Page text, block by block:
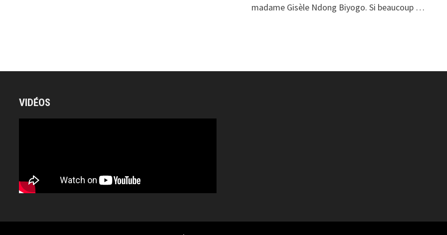
madame Gisèle Ndong Biyogo. Si beaucoup …
VIDÉOS